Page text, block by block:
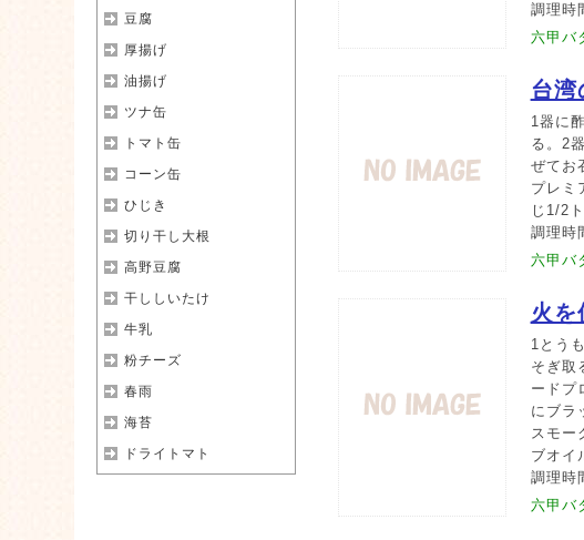
調理
六甲
台
1器に
る。2
ぜてお
プレミ
じ1/2
調理
六甲
火
1とう
そぎ取
ードプ
にブラ
スモー
ブオ
調理
六甲
豆腐
厚揚げ
油揚げ
ツナ缶
トマト缶
コーン缶
ひじき
切り干し大根
高野豆腐
干ししいたけ
牛乳
粉チーズ
春雨
海苔
ドライトマト